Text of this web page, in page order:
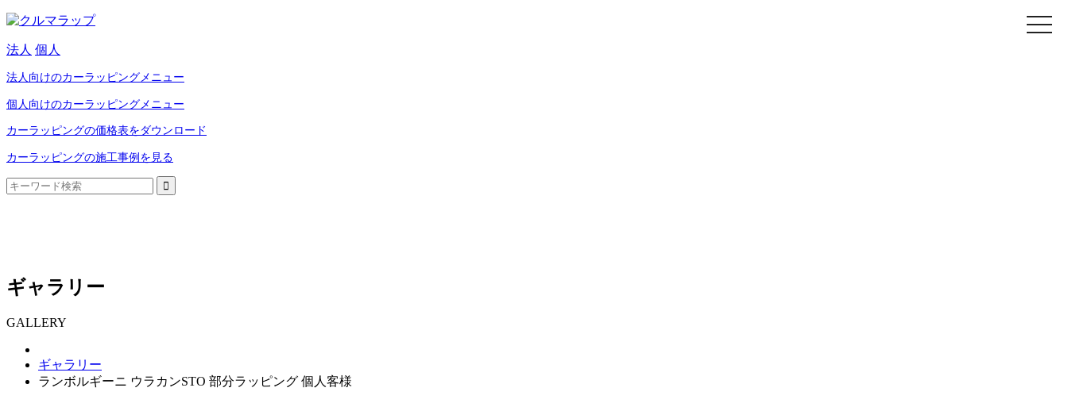
法人 個人
法人向けのカーラッピングメニュー
個人向けのカーラッピングメニュー
カーラッピングの価格表をダウンロード
カーラッピングの施工事例を見る
メ
ニ
ギャラリー
GALLERY
ギャラリー
ランボルギーニ ウラカンSTO 部分ラッピング 個人客様